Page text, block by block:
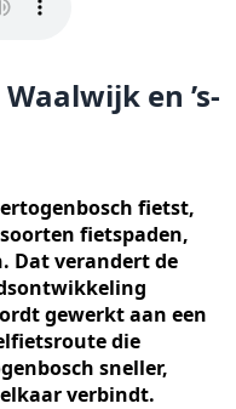
en ’s-
fietst,
fietspaden,
Dat verandert de
gewerkt aan een
die
sneller,
verbindt.